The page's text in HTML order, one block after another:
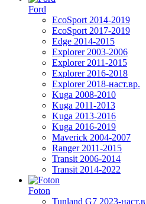
Ford
EcoSport 2014-2019
EcoSport 2017-2019
Edge 2014-2015
Explorer 2003-2006
Explorer 2011-2015
Explorer 2016-2018
Explorer 2018-наст.вр.
Kuga 2008-2010
Kuga 2011-2013
Kuga 2013-2016
Kuga 2016-2019
Maverick 2004-2007
Ranger 2011-2015
Transit 2006-2014
Transit 2014-2022
Foton
Tunland G7 2023-